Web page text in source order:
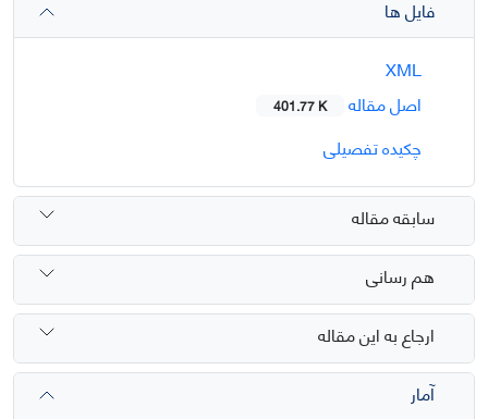
فایل ها
اصل مقاله
401.77 K
چکیده تفصیلی
سابقه مقاله
هم رسانی
ارجاع به این مقاله
آمار